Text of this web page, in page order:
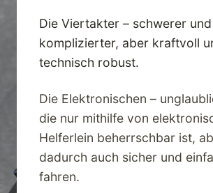
Die Viertakter – schwerer und
komplizierter, aber kraftvoll
technisch robust.
Die Elektronischen –
die nur mithilfe von
Helferlein beherrschbar ist,
dadurch auch sicher und
fahren.